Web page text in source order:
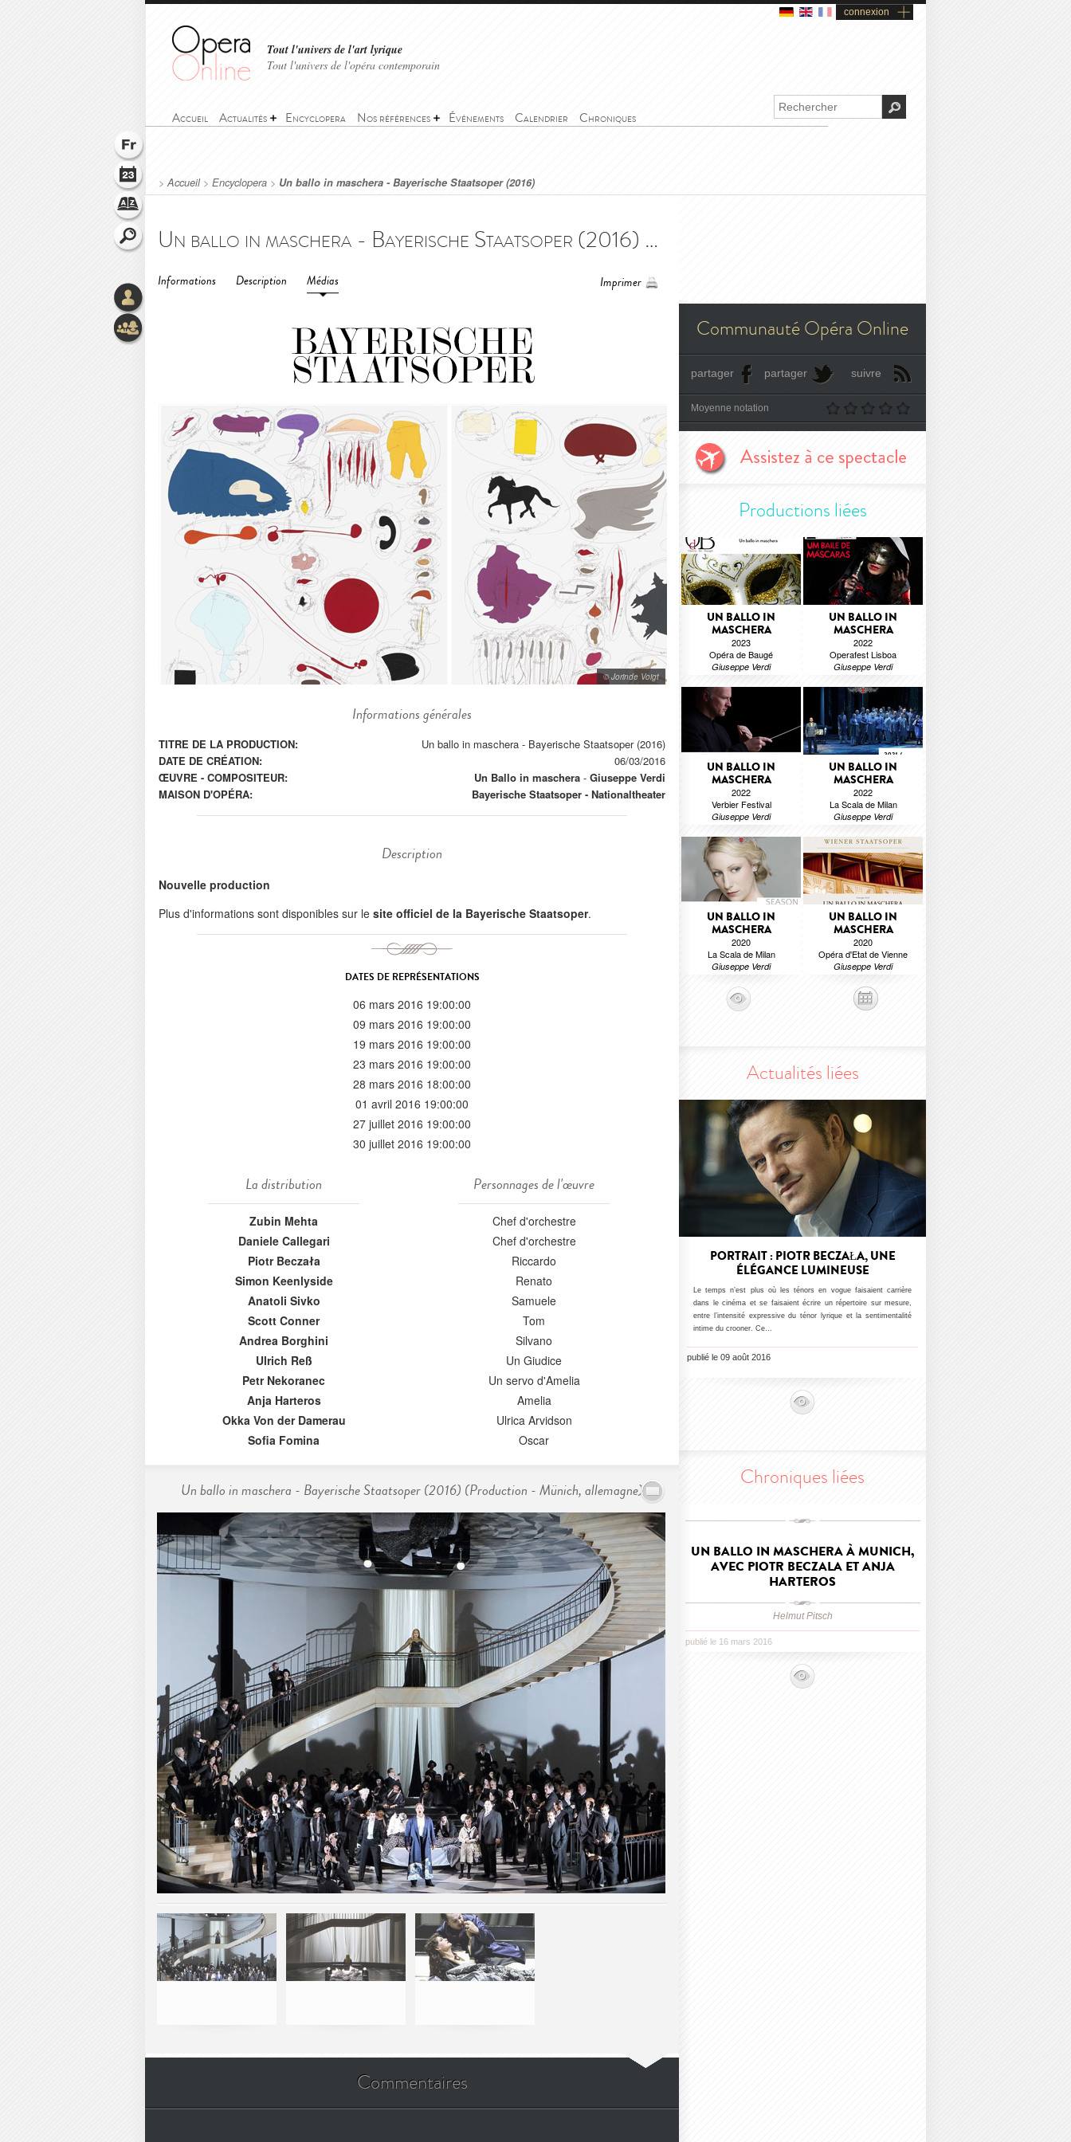
connexion
Tout l'univers de l'art lyrique
Tout l'univers de l'opéra contemporain
Accueil Actualités Encyclopera Nos références Événements Calendrier Chroniques
>Accueil> Encyclopera > Un ballo in maschera - Bayerische Staatsoper (2016)
Un ballo in maschera - Bayerische Staatsoper (2016) - Un ballo in maschera - Bayerische Staatsoper (2016)
Informations Description Médias Imprimer
© Jorinde Voigt
Informations générales
TITRE DE LA PRODUCTION:
Un ballo in maschera - Bayerische Staatsoper (2016)
DATE DE CRÉATION:
06/03/2016
ŒUVRE - COMPOSITEUR:
Un Ballo in maschera - Giuseppe Verdi
MAISON D'OPÉRA:
Bayerische Staatsoper - Nationaltheater
Description
Nouvelle production
Plus d'informations sont disponibles sur le site officiel de la Bayerische Staatsoper.
DATES DE REPRÉSENTATIONS
06 mars 2016 19:00:00
09 mars 2016 19:00:00
19 mars 2016 19:00:00
23 mars 2016 19:00:00
28 mars 2016 18:00:00
01 avril 2016 19:00:00
27 juillet 2016 19:00:00
30 juillet 2016 19:00:00
La distribution
Zubin Mehta
Daniele Callegari
Piotr Beczała
Simon Keenlyside
Anatoli Sivko
Scott Conner
Andrea Borghini
Ulrich Reß
Petr Nekoranec
Anja Harteros
Okka Von der Damerau
Sofia Fomina
Personnages de l'œuvre
Chef d'orchestre
Chef d'orchestre
Riccardo
Renato
Samuele
Tom
Silvano
Un Giudice
Un servo d'Amelia
Amelia
Ulrica Arvidson
Oscar
Un ballo in maschera - Bayerische Staatsoper (2016) (Production - Münich, allemagne)
Commentaires
Communauté Opéra Online
partager partager suivre
Moyenne notation
Productions liées
UN BALLO IN
MASCHERA
2023
Opéra de Baugé
Giuseppe Verdi
UN BALLO IN
MASCHERA
2022
Operafest Lisboa
Giuseppe Verdi
UN BALLO IN
MASCHERA
2022
Verbier Festival
Giuseppe Verdi
UN BALLO IN
MASCHERA
2022
La Scala de Milan
Giuseppe Verdi
UN BALLO IN
MASCHERA
2020
La Scala de Milan
Giuseppe Verdi
UN BALLO IN
MASCHERA
2020
Opéra d'Etat de Vienne
Giuseppe Verdi
Actualités liées
PORTRAIT : PIOTR BECZAŁA, UNE
ÉLÉGANCE LUMINEUSE
Le temps n’est plus où les ténors en vogue faisaient carrière
dans le cinéma et se faisaient écrire un répertoire sur mesure,
entre l’intensité expressive du ténor lyrique et la sentimentalité
intime du crooner. Ce…
publié le 09 août 2016
Chroniques liées
UN BALLO IN MASCHERA À MUNICH,
AVEC PIOTR BECZALA ET ANJA
HARTEROS
Helmut Pitsch
publié le 16 mars 2016